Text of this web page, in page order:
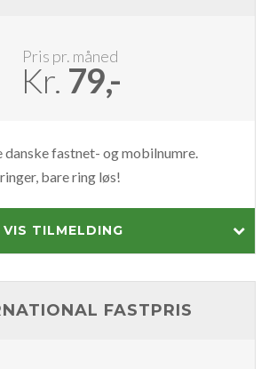
Pris pr. måned
Kr. 79,-
danske fastnet- og mobilnumre.
bare ring løs!
VIS TILMELDING
FASTPRIS